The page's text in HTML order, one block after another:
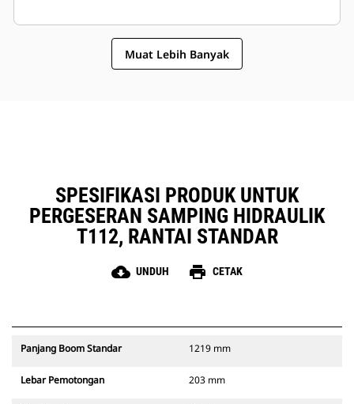
Muat Lebih Banyak
SPESIFIKASI PRODUK UNTUK
PERGESERAN SAMPING HIDRAULIK
T112, RANTAI STANDAR
cloud_download UNDUH print CETAK
Panjang Boom Standar 1219 mm
Lebar Pemotongan 203 mm